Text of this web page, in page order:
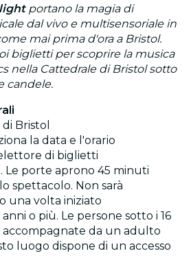
portano la magia di
dal vivo e multisensoriale in
mai prima d'ora a Bristol.
biglietti per scoprire la musica
nella Cattedrale di Bristol sotto
candele.
Bristol
la data e l'orario
di biglietti
Le porte aprono 45 minuti
spettacolo. Non sarà
una volta iniziato
o più. Le persone sotto i 16
accompagnate da un adulto
luogo dispone di un accesso